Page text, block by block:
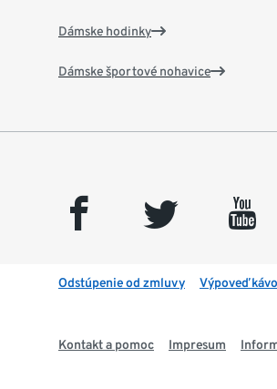
Dámske hodinky
Dámske športové nohavice
facebook twitter youtube
Odstúpenie od zmluvy Výpoveď
Kontakt a pomoc Impresum